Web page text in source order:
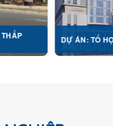
DỰ ÁN: TỔ HỢP Y TẾ...